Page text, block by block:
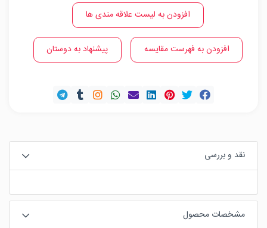
افزودن به لیست علاقه مندی ها
افزودن به فهرست مقایسه پیشنهاد به دوستان
نقد و بررسی
مشخصات محصول